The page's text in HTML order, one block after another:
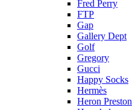
Fred Perry
FTP
Gap
Gallery Dept
Golf
Gregory
Gucci
Happy Socks
Hermès
Heron Preston